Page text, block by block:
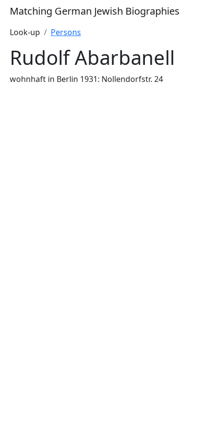
Matching German Jewish Biographies
Look-up
Persons
Rudolf Abarbanell
wohnhaft in Berlin 1931: Nollendorfstr. 24